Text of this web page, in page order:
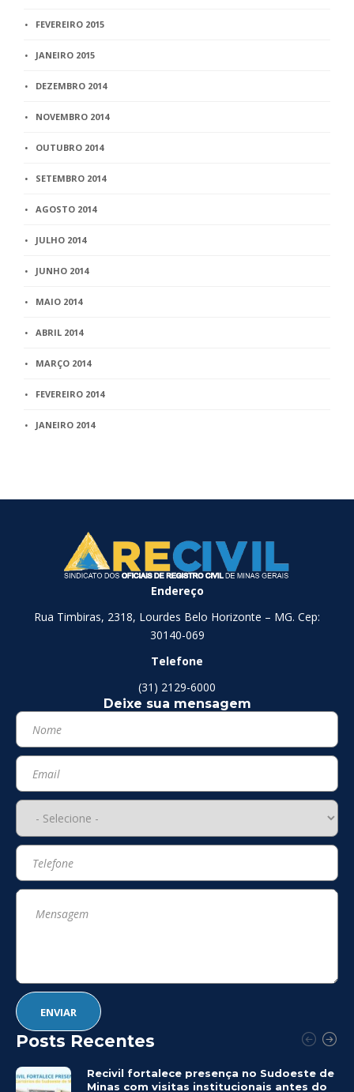
FEVEREIRO 2015
JANEIRO 2015
DEZEMBRO 2014
NOVEMBRO 2014
OUTUBRO 2014
SETEMBRO 2014
AGOSTO 2014
JULHO 2014
JUNHO 2014
MAIO 2014
ABRIL 2014
MARÇO 2014
FEVEREIRO 2014
JANEIRO 2014
Endereço
Rua Timbiras, 2318, Lourdes Belo Horizonte – MG. Cep:
30140-069
Telefone
(31) 2129-6000
Deixe sua mensagem
Posts Recentes
Recivil fortalece presença no Sudoeste de
Minas com visitas institucionais antes do